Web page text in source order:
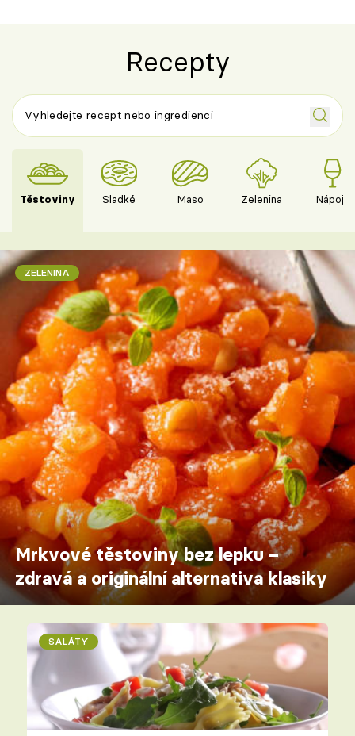
Recepty
Těstoviny Sladké Maso Zelenina Nápoje
ZELENINA
Mrkvové těstoviny bez lepku –
zdravá a originální alternativa klasiky
SALÁTY